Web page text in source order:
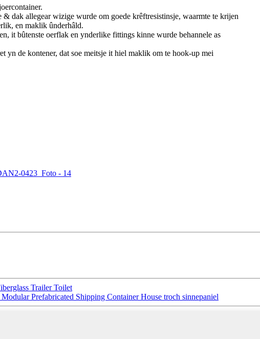
dak allegear wizige wurde om goede krêftresistinsje, waarmte te krijen
en maklik ûnderhâld.
it bûtenste oerflak en ynderlike fittings kinne wurde behannele as
yn de kontener, dat soe meitsje it hiel maklik om te hook-up mei
Trailer Toilet
Prefabricated Shipping Container House troch sinnepaniel